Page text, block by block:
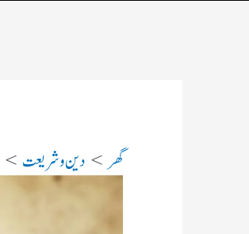
گھر دین و شریعت